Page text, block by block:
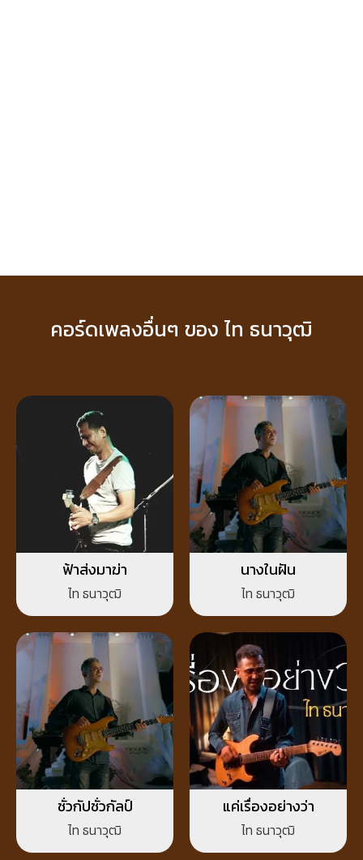
คอร์ดเพลงอื่นๆ ของ ไท ธนาวุฒิ
ฟ้าส่งมาฆ่า
ไท ธนาวุฒิ
นางในฝัน
ไท ธนาวุฒิ
ชั่วกัปชั่วกัลป์
ไท ธนาวุฒิ
แค่เรื่องอย่างว่า
ไท ธนาวุฒิ